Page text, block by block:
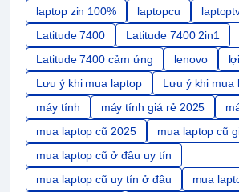
laptop zin 100%
laptopcu
Latitude 7400
Latitude 7400 2in1
Latitude 7400 cảm ứng
lenovo
Lưu ý khi mua laptop
Lưu ý khi mua
máy tính
máy tính giá rẻ 2025
mua laptop cũ 2025
mua laptop cũ
mua laptop cũ ở đâu uy tín
mua laptop cũ uy tín ở đâu
mua